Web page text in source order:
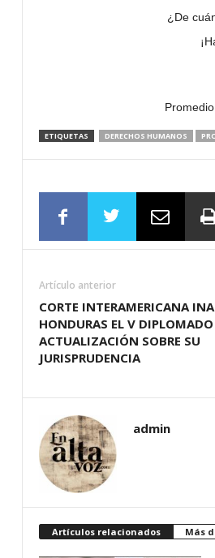
¿De
ETIQUETAS DERECHOS HUMANOS
Artículo anterior
CORTE INTERAMERICANA
HONDURAS EL V DIPLOMADO
ACTUALIZACIÓN SOBRE SU
JURISPRUDENCIA
admin
Artículos relacionados Más